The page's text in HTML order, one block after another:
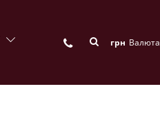
грн Валюта